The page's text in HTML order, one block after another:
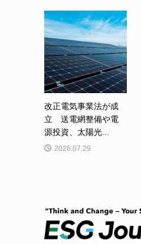
改正電気事業法が成
立 送電網整備や電
源投資、太陽光...
2026.07.29